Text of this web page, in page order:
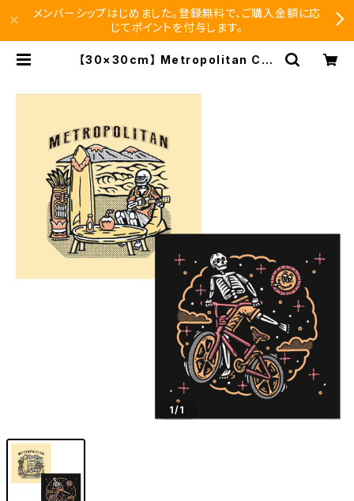
メンバーシップはじめました。登録無料で、ご購入金額に応
じてポイントを付与します。
【30×30cm】 Metropolitan Cro
がね拭き | SEISHIDO
1/1